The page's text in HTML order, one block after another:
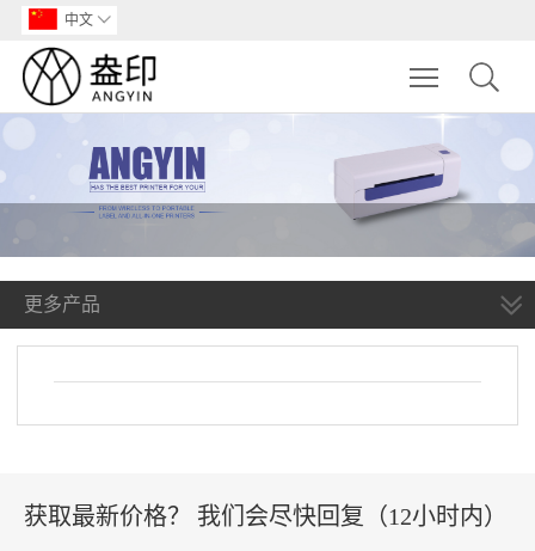
中文 
Toggle
更多产品
获取最新价格？ 我们会尽快回复（12小时内）